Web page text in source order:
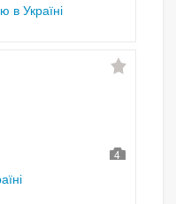
в Україні
4